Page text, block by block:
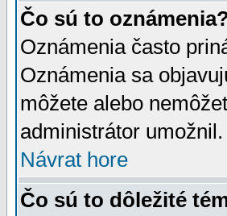
Čo sú to
Oznámenia často
Oznámenia sa
môžete alebo
administrátor umožnil.
Návrat hore
Čo sú to dôležité